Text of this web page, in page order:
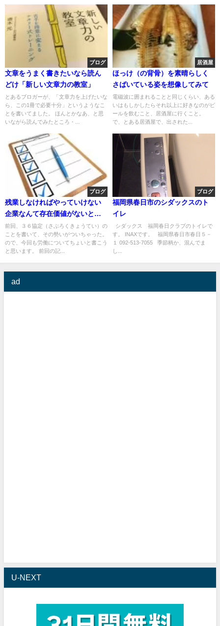
ブログ
文章をうまく書きたいなら読ん
どけ「新しい文章力の教室」
とあるブロガーが、「文章力を上げたいな
ら、この1冊で必要十分」というようなこ
とを書いてました。 ほんとかなあ、と思
いながら読んでみたところ・...
居酒屋
ほっけ（の背骨）を素晴らしく
さばいている姿を想像してみて
電磁波に囲まれることと同じくらい、ある
いはもしかしたらそれ以上に好きなのがビ
ールを飲むこと、居酒屋に行くこと。
で、とある居酒屋で、出された...
ブログ
残業しなければやっていけない
企業なんて存在価値がないと言
い切る
前回、３６協定（さぶろくきょうてい）の
ことを書いて、その勢いがついちゃった。
ので、今回も労働についてちょいと書こう
と思います。 前回の記...
ブログ
福岡県春日市のシダックスのト
イレ
シダックス 福岡春日クラブのトイレで
す。 INAXです。 福岡県春日市春日５－
１ 092-513-7055 季節柄か、混んでま
し...
ad
U-NEXT